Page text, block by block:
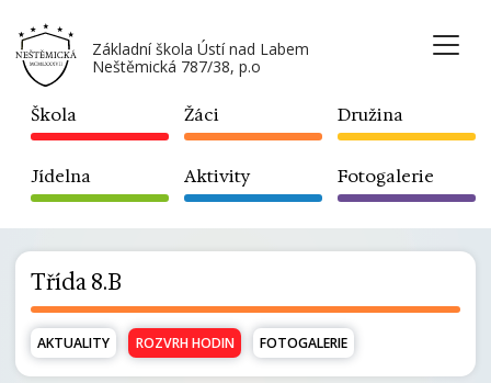
Základní škola Ústí nad Labem
Neštěmická 787/38, p.o
Škola Žáci Družina
Jídelna Aktivity Fotogalerie
Třída 8.B
AKTUALITY ROZVRH HODIN FOTOGALERIE